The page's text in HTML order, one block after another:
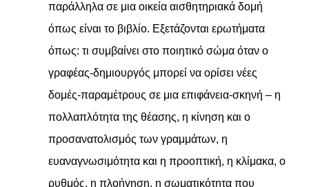
παράλληλα σε μια οικεία αισθητηριακά δομή
όπως είναι το βιβλίο. Εξετάζονται ερωτήματα
όπως: τι συμβαίνει στο ποιητικό σώμα όταν ο
γραφέας-δημιουργός μπορεί να ορίσει νέες
δομές-παραμέτρους σε μια επιφάνεια-σκηνή – η
πολλαπλότητα της θέασης, η κίνηση και ο
προσανατολισμός των γραμμάτων, η
ευαναγνωσιμότητα και η προοπτική, η κλίμακα, ο
ρυθμός, η πλοήγηση, η σωματικότητα που